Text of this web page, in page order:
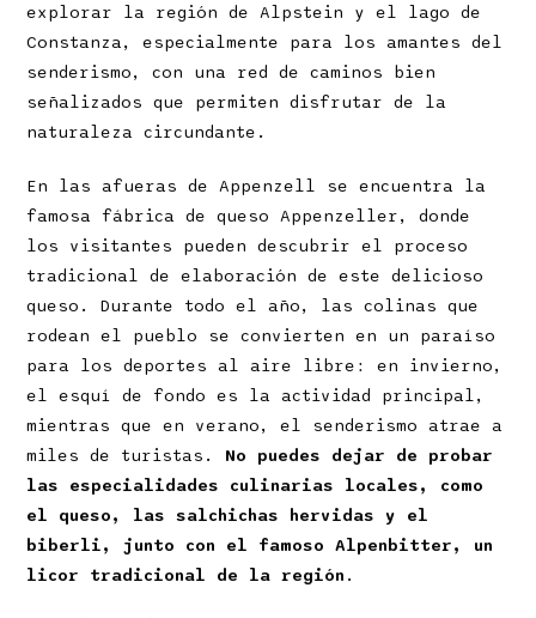
explorar la región de Alpstein y el lago de
Constanza, especialmente para los amantes del
senderismo, con una red de caminos bien
señalizados que permiten disfrutar de la
naturaleza circundante.
En las afueras de Appenzell se encuentra la
famosa fábrica de queso Appenzeller, donde
los visitantes pueden descubrir el proceso
tradicional de elaboración de este delicioso
queso. Durante todo el año, las colinas que
rodean el pueblo se convierten en un paraíso
para los deportes al aire libre: en invierno,
el esquí de fondo es la actividad principal,
mientras que en verano, el senderismo atrae a
miles de turistas. No puedes dejar de probar
las especialidades culinarias locales, como
el queso, las salchichas hervidas y el
biberli, junto con el famoso Alpenbitter, un
licor tradicional de la región .